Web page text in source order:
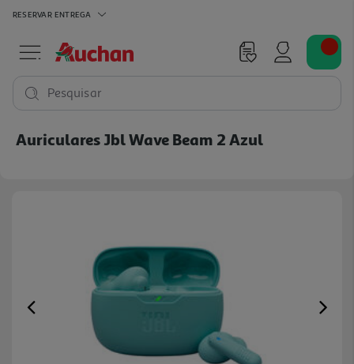
RESERVAR ENTREGA
Pesquisar
Auriculares Jbl Wave Beam 2 Azul
Previous